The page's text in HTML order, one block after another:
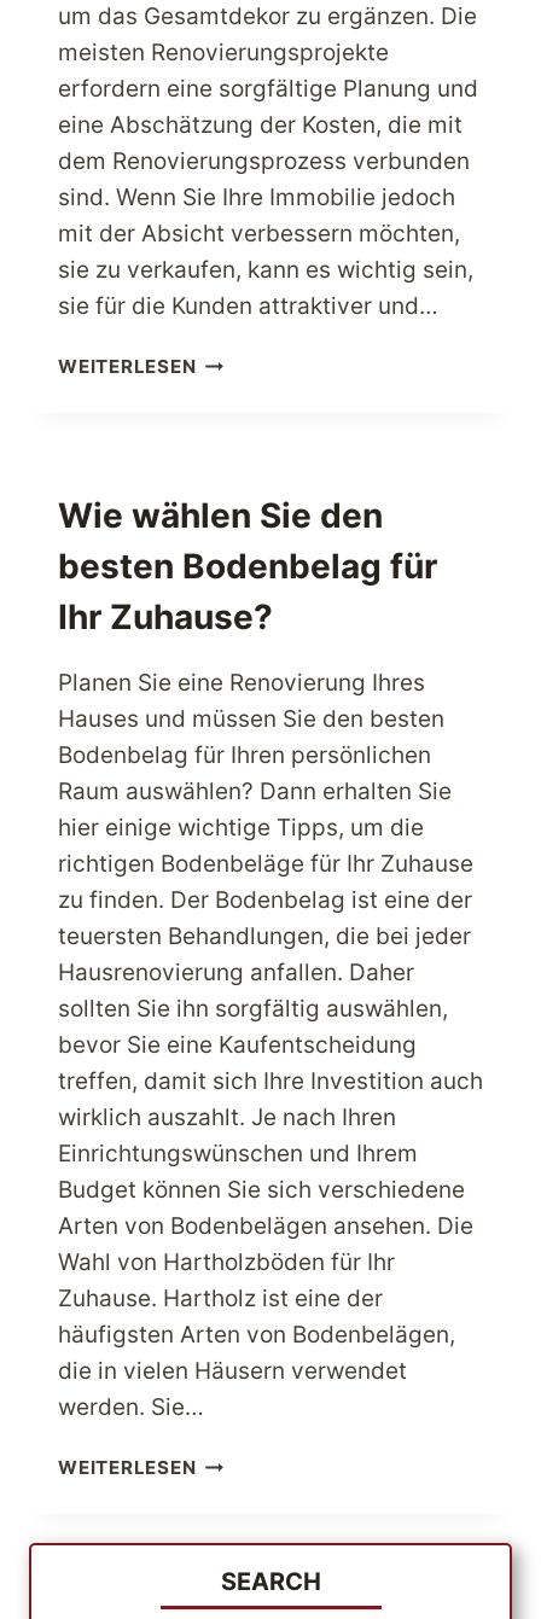
um das Gesamtdekor zu ergänzen. Die
meisten Renovierungsprojekte
erfordern eine sorgfältige Planung und
eine Abschätzung der Kosten, die mit
dem Renovierungsprozess verbunden
sind. Wenn Sie Ihre Immobilie jedoch
mit der Absicht verbessern möchten,
sie zu verkaufen, kann es wichtig sein,
sie für die Kunden attraktiver und…
WEITERLESENHOLEN
ANGEBOTE
ZU
DEN
MARKEN
KÜCHEN-
UND
Wie wählen Sie den
besten Bodenbelag für
Ihr Zuhause?
Planen Sie eine Renovierung Ihres
Hauses und müssen Sie den besten
Bodenbelag für Ihren persönlichen
Raum auswählen? Dann erhalten Sie
hier einige wichtige Tipps, um die
richtigen Bodenbeläge für Ihr Zuhause
zu finden. Der Bodenbelag ist eine der
teuersten Behandlungen, die bei jeder
Hausrenovierung anfallen. Daher
sollten Sie ihn sorgfältig auswählen,
bevor Sie eine Kaufentscheidung
treffen, damit sich Ihre Investition auch
wirklich auszahlt. Je nach Ihren
Einrichtungswünschen und Ihrem
Budget können Sie sich verschiedene
Arten von Bodenbelägen ansehen. Die
Wahl von Hartholzböden für Ihr
Zuhause. Hartholz ist eine der
häufigsten Arten von Bodenbelägen,
die in vielen Häusern verwendet
werden. Sie…
WEITERLESENWIE
DEN
BESTEN
BODENBELAG
SEARCH